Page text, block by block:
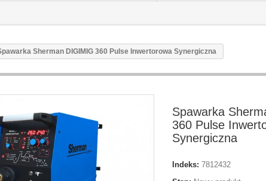
Sherman DIGIMIG 360 Pulse Inwertorowa Synergiczna
Spawarka
360 Pulse
Synergiczna
Indeks: 7812432